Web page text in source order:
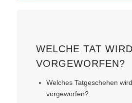
WELCHE TAT
VORGEWORFEN?
Welches Tatgeschehen
vorgeworfen?